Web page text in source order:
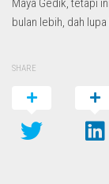
Maya Gedik, tetapi
bulan lebih, dah
SHARE